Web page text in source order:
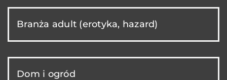
Branża adult (erotyka, hazard)
Dom i ogród